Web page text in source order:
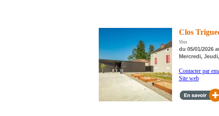
Clos
Vins
du 05/01/2026
Mercredi,
Contacter par
Site web